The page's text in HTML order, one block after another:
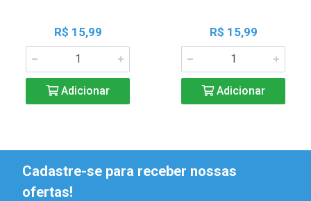
R$ 15,99
Adicionar
R$ 15,99
Adicionar
Cadastre-se para receber nossas
ofertas!